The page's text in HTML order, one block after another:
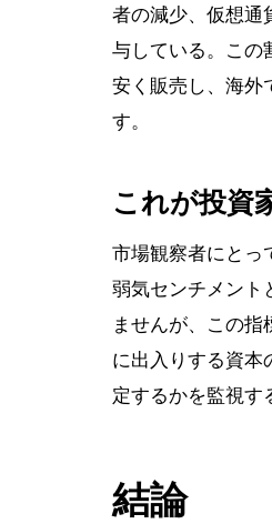
者の減少、仮想通
与している。この
安く販売し、海外
す。
これが投資
市場観察者にとっ
弱気センチメント
ませんが、この
に出入りする資本
定するかを監視す
結論